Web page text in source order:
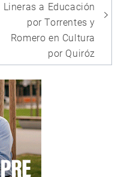
Lineras a Educación
por Torrentes y
Romero en Cultura
por Quiróz